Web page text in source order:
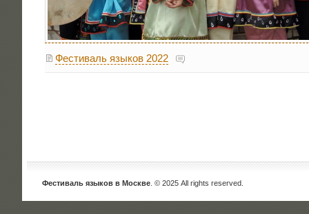
Фестиваль языков 2022
Фестиваль языков в Москве . © 2025 All rights reserved.